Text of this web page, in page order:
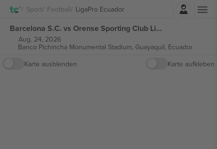
Sport Football LigaPro EcuadorEinloggen
Barcelona S.C. vs Orense Sporting Club LigaPro Ecuador tickets
Aug. 24, 2026
Banco Pichincha Monumental Stadium, Guayaquil, Ecuador
Karte ausblenden
Karte aufkleben